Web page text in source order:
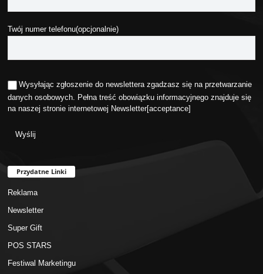
Twój numer telefonu(opcjonalnie)
Wysyłając zgłoszenie do newslettera zgadzasz się na przetwarzanie
danych osobowych. Pełna treść obowiązku informacyjnego znajduje się
na naszej stronie internetowej Newsletter[acceptance]
Przydatne Linki
Reklama
Newsletter
Super Gift
POS STARS
Festiwal Marketingu